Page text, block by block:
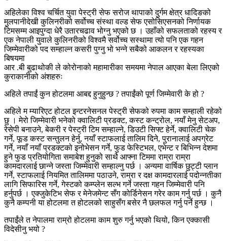
अहिलेका विश्व चर्चित युवा पेस्ट्री सेफ सरोज थापाको दुर्गम क्षेत्र धादिङको
मुलपानीदेखी कुलिनरीको सर्वोच्च संस्था वल्ड सेफ एसोसिएसनको निर्णायक
टिमसम्म आइपुग्दा धेरै उतारचढाव भोग्नु भएको छ । उहाँको सफलताको रहस्य र
एक नेपाली युवाले कुलिनरीको विश्वमै सर्वोच्च सस्थामा त्यो पनि एक गहन
जिम्मेवारीको पद सम्हाल्न कसरी पुग्नु भो भन्ने सबैको आकलन र रहस्यका
बिषयमा
आर .बी बुढाथोकी ले कोरोनाको महामारीका समयमा नेपाल आएका बेला लिएको
कुराकानीको अंशहरुः
अहिले तपाईं कुन होटलमा आबद्द हुनुहुन्छ ? तपाईंको पूर्ण जिम्मेवारी के हो ?
अहिले म म्यारिएट होटल इन्टरनेसनल पेस्ट्री सेफको रुपमा काम सम्हाली रहेको
छु । मेरो जिम्मेवारी भनेको क्वालिटी प्रडक्ट, कस्ट कन्ट्रोल, नयाँ मेनु सेटअप,
रेसेपी बनाउने, बेकरी र पेस्ट्री टिम सम्हाल्ने, डिउटी सिफ्ट हेर्ने, क्वालिटी चेक
गर्ने, फूड कस्ट सन्तुलन हेर्नु, नयाँ स्टाफलाई तालिम दिने, पुरानालाई अपग्रेट
गर्ने, नयाँ नयाँ प्रडक्टको इनोभेसन गर्ने, फुड फेस्टिभल, एभेन्ट र बिभिन्न देशमा
हुने फुड प्रतियोगिता समाबेश हुनुको साथै आफ्ना टिममा राम्रा राम्रा
कामदारलाई छान्ने जस्ता जिम्मेवारी सम्हाल्नु पर्छ । अन्यमा वार्षिक छुट्टी प्लान
गर्ने, स्टाफलाई नियमित तालिममा पठाउने, राम्रा र दक्ष कामदारलाई पदोन्नतीका
लागि सिफारिस गर्ने, गेस्टको कम्प्लेन सल्भ गर्ने जस्ता गहन जिम्मेवारी पनि
हर्नुपर्छ । एक्जुकेटिभ सेफ र मेनेजमेन्ट सँग कोर्डिनेसन गरेर काम गर्नु पर्छ । कुनै
कुनै कम्पनी या होटलमा त होटलको साहुसँग बसेर नै छलफल गर्नु पर्ने हुन्छ ।
तपाईंले त नेपालमा राम्रो होटलमा काम शुरु गर्नु भएको थियो, किन एक्कासी
विदेसीनु भयो ?